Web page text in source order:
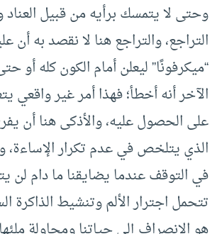
وحتى لا يتمسك برأيه من قبيل
التراجع، والتراجع هنا لا نقصد به أن
“ميكرفونًا” ليعلن أمام الكون كله أو
الآخر أنه أخطأ؛ فهذا أمر غير
على الحصول عليه، والأذكى هنا أن
الذي يتلخص في عدم تكرار الإساءة،
في التوقف عندما يضايقنا ما دام لن
تتحمل اجترار الألم وتنشيط الذاكرة